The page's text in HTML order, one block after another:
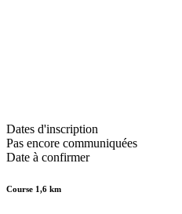
Dates d'inscription
Pas encore communiquées
Date à confirmer
Course 1,6 km